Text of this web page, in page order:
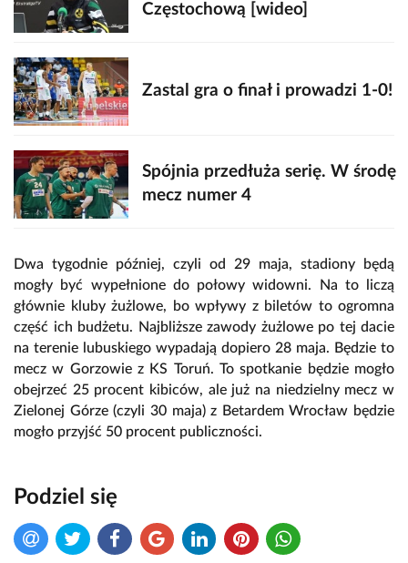
Częstochową [wideo]
Zastal gra o finał i prowadzi 1-0!
Spójnia przedłuża serię. W środę
mecz numer 4
Dwa tygodnie później, czyli od 29 maja, stadiony będą
mogły być wypełnione do połowy widowni. Na to liczą
głównie kluby żużlowe, bo wpływy z biletów to ogromna
część ich budżetu. Najbliższe zawody żużlowe po tej dacie
na terenie lubuskiego wypadają dopiero 28 maja. Będzie to
mecz w Gorzowie z KS Toruń. To spotkanie będzie mogło
obejrzeć 25 procent kibiców, ale już na niedzielny mecz w
Zielonej Górze (czyli 30 maja) z Betardem Wrocław będzie
mogło przyjść 50 procent publiczności.
Podziel się